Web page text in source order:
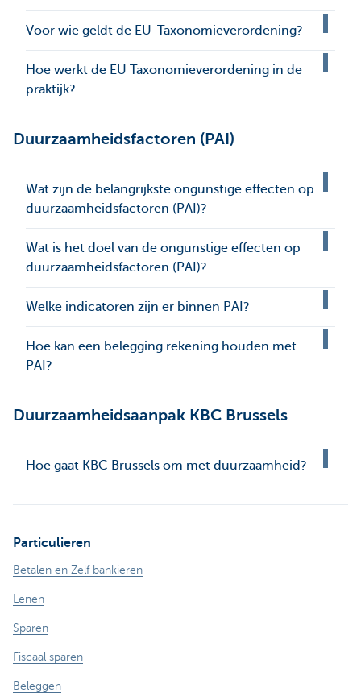
Voor wie geldt de EU-Taxonomieverordening?
Hoe werkt de EU Taxonomieverordening in de
praktijk?
Duurzaamheidsfactoren (PAI)
Wat zijn de belangrijkste ongunstige effecten op
duurzaamheidsfactoren (PAI)?
Wat is het doel van de ongunstige effecten op
duurzaamheidsfactoren (PAI)?
Welke indicatoren zijn er binnen PAI?
Hoe kan een belegging rekening houden met
PAI?
Duurzaamheidsaanpak KBC Brussels
Hoe gaat KBC Brussels om met duurzaamheid?
Particulieren
Betalen en Zelf bankieren
Lenen
Sparen
Fiscaal sparen
Beleggen